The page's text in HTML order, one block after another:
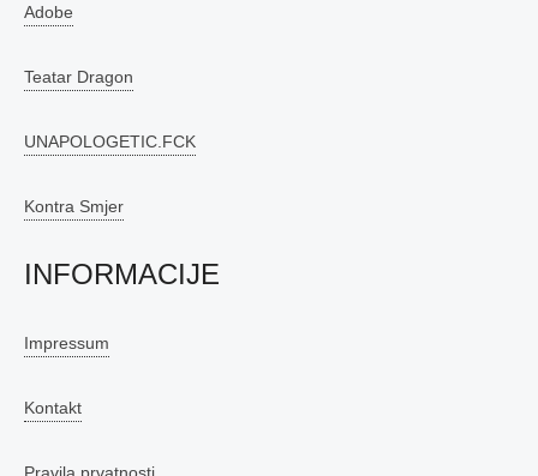
Adobe
Teatar Dragon
UNAPOLOGETIC.FCK
Kontra Smjer
INFORMACIJE
Impressum
Kontakt